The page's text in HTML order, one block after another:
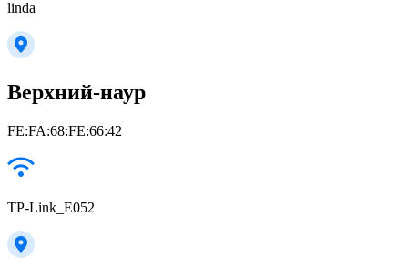
linda
Верхний-наур
FE:FA:68:FE:66:42
TP-Link_E052